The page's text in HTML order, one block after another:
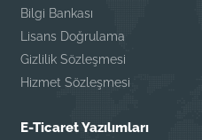
Bilgi Bankası
Lisans Doğrulama
Gizlilik Sözleşmesi
Hizmet Sözleşmesi
E-Ticaret Yazılımları